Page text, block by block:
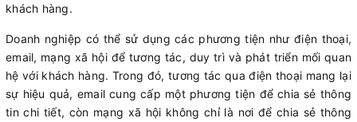
khách hàng.
Doanh nghiệp có thể sử dụng các phương tiện như điện thoại,
email, mạng xã hội để tương tác, duy trì và phát triển mối quan
hệ với khách hàng. Trong đó, tương tác qua điện thoại mang lại
sự hiệu quả, email cung cấp một phương tiện để chia sẻ thông
tin chi tiết, còn mạng xã hội không chỉ là nơi để chia sẻ thông